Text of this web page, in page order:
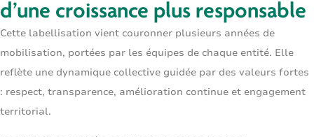
d’une croissance plus responsable
Cette labellisation vient couronner plusieurs années de
mobilisation, portées par les équipes de chaque entité. Elle
reflète une dynamique collective guidée par des valeurs fortes
: respect, transparence, amélioration continue et engagement
territorial.